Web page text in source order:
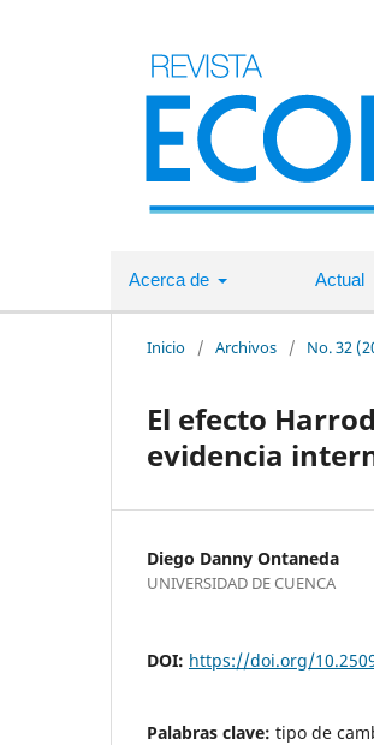
Acerca de Actual
Inicio / Archivos / No. 32
El efecto
evidencia
Diego Danny Ontaneda
UNIVERSIDAD DE CUENCA
DOI: https://doi.org/
Palabras clave: tipo de